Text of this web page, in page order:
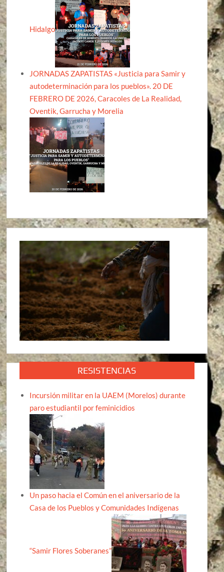
Hidalgo
JORNADAS ZAPATISTAS «Justicia para Samir y
autodeterminación para los pueblos». 20 DE
FEBRERO DE 2026, Caracoles de La Realidad,
Oventik, Garrucha y Morelia
RESISTENCIAS
Incursión militar en la UAEM (Morelos) durante
paro estudiantil por feminicidios
Un paso hacia el Común en el aniversario de la
Casa de los Pueblos y Comunidades Indígenas
“Samir Flores Soberanes”